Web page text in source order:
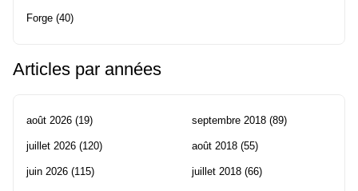
Forge (40)
Articles par années
août 2026 (19)
juillet 2026 (120)
juin 2026 (115)
septembre 2018 (89)
août 2018 (55)
juillet 2018 (66)